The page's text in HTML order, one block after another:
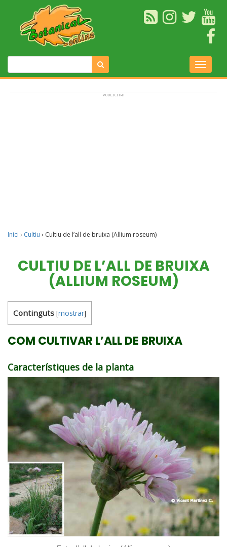
Inici › Cultiu › Cultiu de l’all de bruixa (Allium roseum)
CULTIU DE L’ALL DE BRUIXA
(ALLIUM ROSEUM)
Continguts [mostrar]
COM CULTIVAR L’ALL DE BRUIXA
Característiques de la planta